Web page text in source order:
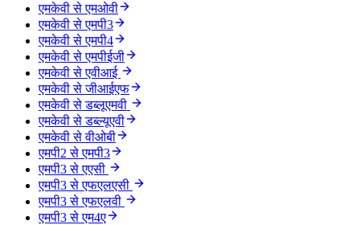
एमकेवी से एमओवी
एमकेवी से एमपी3
एमकेवी से एमपी4
एमकेवी से एमपीईजी
एमकेवी से एवीआई
एमकेवी से जीआईएफ
एमकेवी से डब्लूएमवी
एमकेवी से डब्ल्यूएवी
एमकेवी से वीओबी
एमपी2 से एमपी3
एमपी3 से एएसी
एमपी3 से एफएलएसी
एमपी3 से एफएलवी
एमपी3 से एम4ए